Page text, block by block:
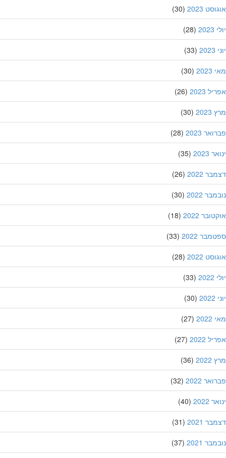
2023
(30)
(28)
(33)
(30)
2023
(26)
(30)
2023
(28)
2023
(35)
2022
(26)
2022
(30)
2022
(18)
2022
(33)
2022
(28)
(33)
(30)
(27)
2022
(27)
(36)
2022
(32)
2022
(40)
2021
(31)
2021
(37)